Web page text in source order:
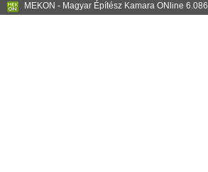
MEKON - Magyar Építész Kamara ONline 6.086